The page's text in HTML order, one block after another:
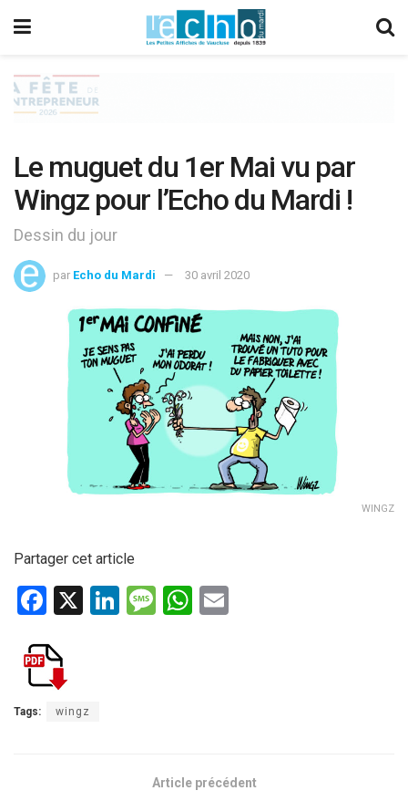
Le muguet du 1er Mai vu par
Wingz pour l’Echo du Mardi !
Dessin du jour
par Echo du Mardi 30 avril 2020
WINGZ
Partager cet article
F
ce
b
o
X
Li
M W
p
Tags: wingz
Article précédent